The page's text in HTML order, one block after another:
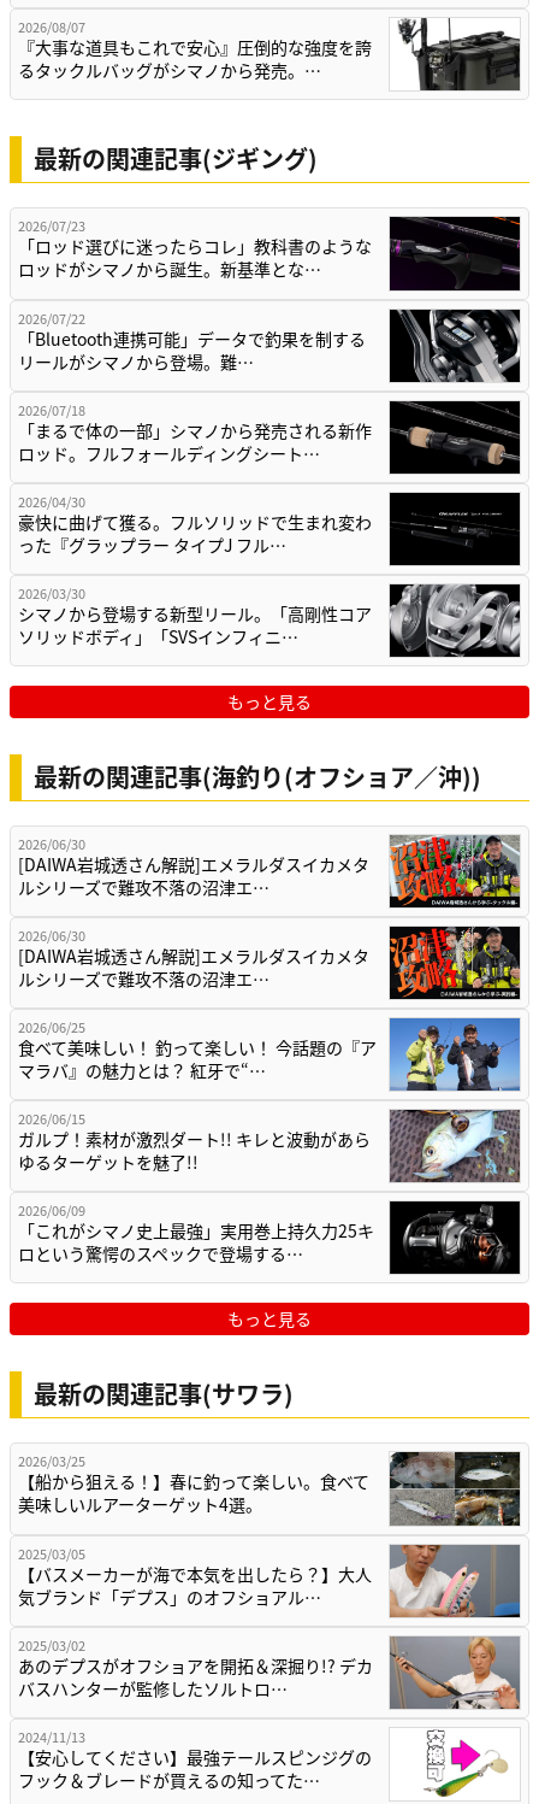
2026/08/07
『大事な道具もこれで安心』圧倒的な強度を誇
るタックルバッグがシマノから発売。…
最新の関連記事(ジギング)
2026/07/23
「ロッド選びに迷ったらコレ」教科書のような
ロッドがシマノから誕生。新基準とな…
2026/07/22
「Bluetooth連携可能」データで釣果を制する
リールがシマノから登場。難…
2026/07/18
「まるで体の一部」シマノから発売される新作
ロッド。フルフォールディングシート…
2026/04/30
豪快に曲げて獲る。フルソリッドで生まれ変わ
った『グラップラー タイプJ フル…
2026/03/30
シマノから登場する新型リール。「高剛性コア
ソリッドボディ」「SVSインフィニ…
もっと見る
最新の関連記事(海釣り(オフショア／沖))
2026/06/30
[DAIWA岩城透さん解説]エメラルダスイカメタ
ルシリーズで難攻不落の沼津エ…
2026/06/30
[DAIWA岩城透さん解説]エメラルダスイカメタ
ルシリーズで難攻不落の沼津エ…
2026/06/25
食べて美味しい！ 釣って楽しい！ 今話題の『ア
マラバ』の魅力とは？ 紅牙で“…
2026/06/15
ガルプ！素材が激烈ダート!! キレと波動があら
ゆるターゲットを魅了!!
2026/06/09
「これがシマノ史上最強」実用巻上持久力25キ
ロという驚愕のスペックで登場する…
もっと見る
最新の関連記事(サワラ)
2026/03/25
【船から狙える！】春に釣って楽しい。食べて
美味しいルアーターゲット4選。
2025/03/05
【バスメーカーが海で本気を出したら？】大人
気ブランド「デプス」のオフショアル…
2025/03/02
あのデプスがオフショアを開拓＆深掘り!? デカ
バスハンターが監修したソルトロ…
2024/11/13
【安心してください】最強テールスピンジグの
フック＆ブレードが買えるの知ってた…